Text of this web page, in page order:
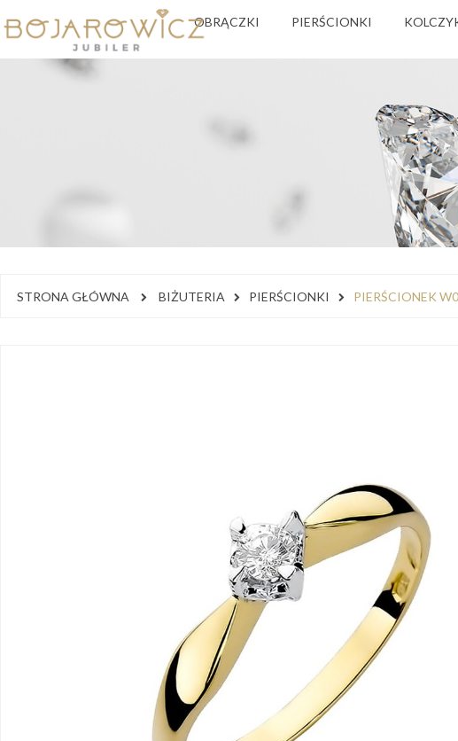
OBRĄCZKI PIERŚCIONKI
STRONA GŁÓWNA BIŻUTERIA PIERŚCIONKI PIERŚCIONEK